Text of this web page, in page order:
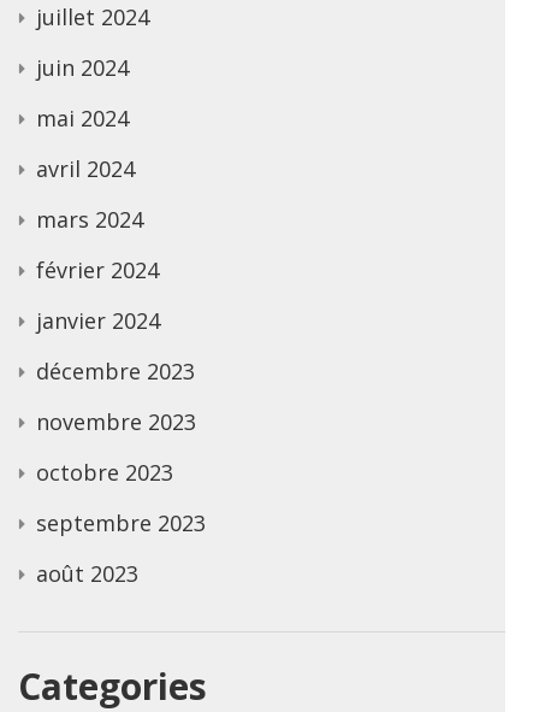
juillet 2024
juin 2024
mai 2024
avril 2024
mars 2024
février 2024
janvier 2024
décembre 2023
novembre 2023
octobre 2023
septembre 2023
août 2023
Categories